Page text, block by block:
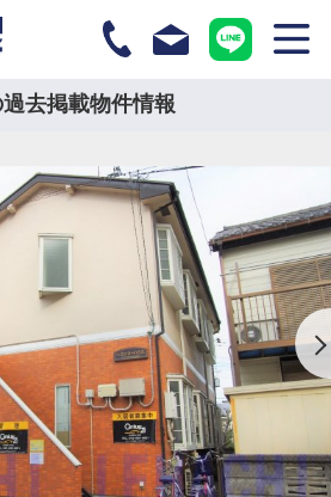
去掲載物件情報